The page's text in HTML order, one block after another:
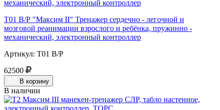
Т01 В/Р "Максим II" Тренажер сердечно - легочной и
мозговой реанимации взрослого и ребёнка, пружинно -
механический, электронный контроллер
Артикул: Т01 В/Р
62500
В корзину
В наличии